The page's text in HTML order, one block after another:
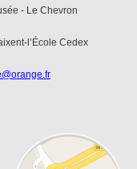
- Le Chevron
l’École Cedex